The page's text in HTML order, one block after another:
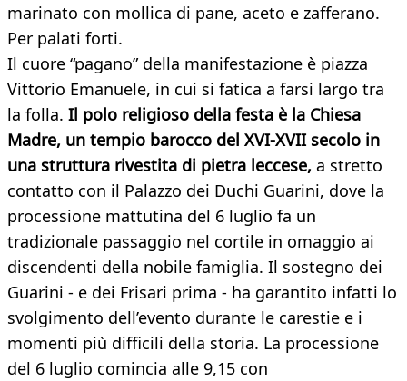
marinato con mollica di pane, aceto e zafferano.
Per palati forti.
Il cuore “pagano” della manifestazione è piazza
Vittorio Emanuele, in cui si fatica a farsi largo tra
la folla. Il polo religioso della festa è la Chiesa
Madre, un tempio barocco del XVI-XVII secolo in
una struttura rivestita di pietra leccese, a stretto
contatto con il Palazzo dei Duchi Guarini, dove la
processione mattutina del 6 luglio fa un
tradizionale passaggio nel cortile in omaggio ai
discendenti della nobile famiglia. Il sostegno dei
Guarini - e dei Frisari prima - ha garantito infatti lo
svolgimento dell’evento durante le carestie e i
momenti più difficili della storia. La processione
del 6 luglio comincia alle 9,15 con